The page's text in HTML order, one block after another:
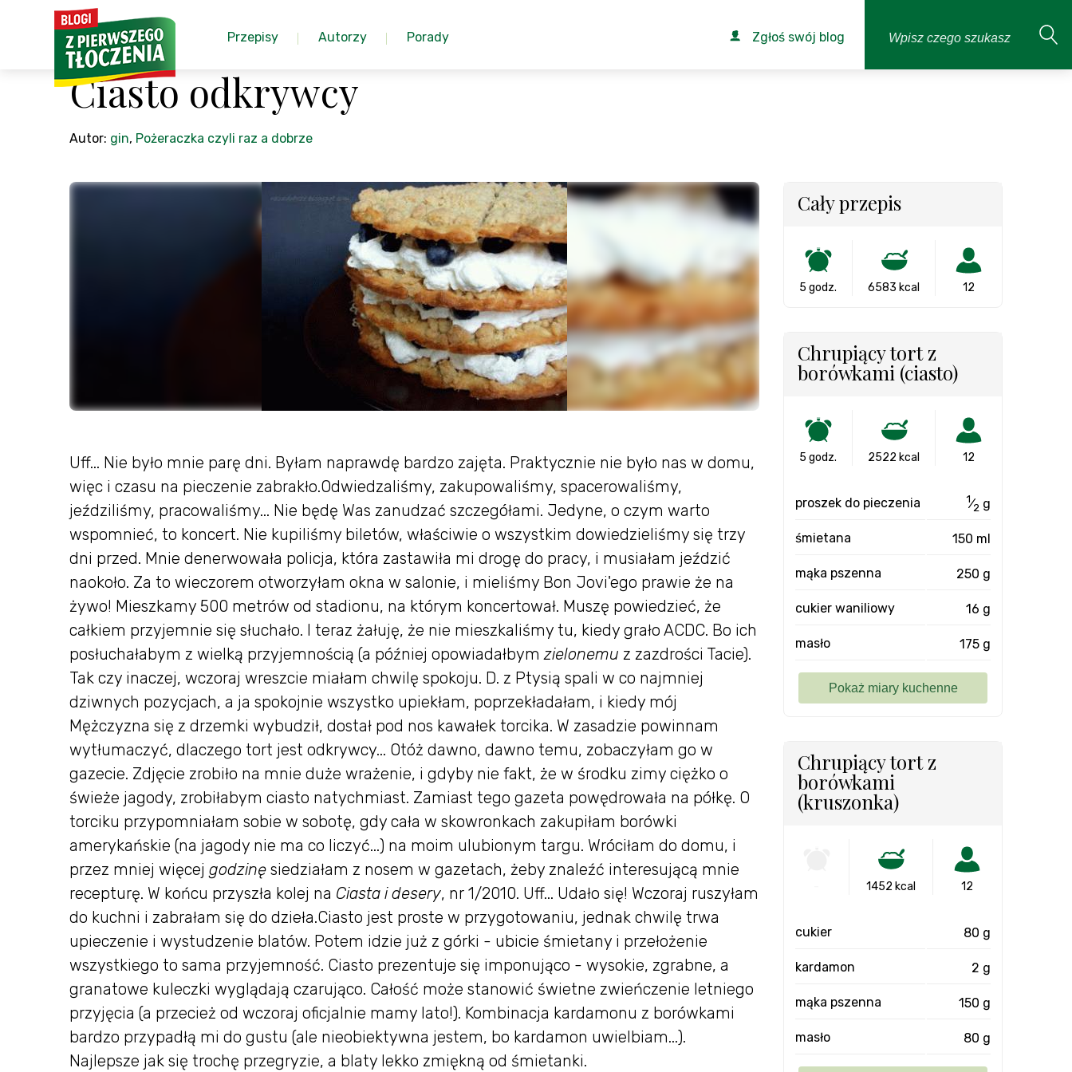
Przepisy Autorzy Porady Zgłoś swój blog
Ciasto odkrywcy
Autor: gin, Pożeraczka czyli raz a dobrze
Uff... Nie było mnie parę dni. Byłam naprawdę bardzo zajęta. Praktycznie nie było nas w domu,
więc i czasu na pieczenie zabrakło.Odwiedzaliśmy, zakupowaliśmy, spacerowaliśmy,
jeździliśmy, pracowaliśmy... Nie będę Was zanudzać szczegółami. Jedyne, o czym warto
wspomnieć, to koncert. Nie kupiliśmy biletów, właściwie o wszystkim dowiedzieliśmy się trzy
dni przed. Mnie denerwowała policja, która zastawiła mi drogę do pracy, i musiałam jeździć
naokoło. Za to wieczorem otworzyłam okna w salonie, i mieliśmy Bon Jovi'ego prawie że na
żywo! Mieszkamy 500 metrów od stadionu, na którym koncertował. Muszę powiedzieć, że
całkiem przyjemnie się słuchało. I teraz żałuję, że nie mieszkaliśmy tu, kiedy grało ACDC. Bo ich
posłuchałabym z wielką przyjemnością (a później opowiadałbymzielonemu z zazdrości Tacie).
Tak czy inaczej, wczoraj wreszcie miałam chwilę spokoju. D. z Ptysią spali w co najmniej
dziwnych pozycjach, a ja spokojnie wszystko upiekłam, poprzekładałam, i kiedy mój
Mężczyzna się z drzemki wybudził, dostał pod nos kawałek torcika. W zasadzie powinnam
wytłumaczyć, dlaczego tort jest odkrywcy... Otóż dawno, dawno temu, zobaczyłam go w
gazecie. Zdjęcie zrobiło na mnie duże wrażenie, i gdyby nie fakt, że w środku zimy ciężko o
świeże jagody, zrobiłabym ciasto natychmiast. Zamiast tego gazeta powędrowała na półkę. O
torciku przypomniałam sobie w sobotę, gdy cała w skowronkach zakupiłam borówki
amerykańskie (na jagody nie ma co liczyć...) na moim ulubionym targu. Wróciłam do domu, i
przez mniej więcej godzinę siedziałam z nosem w gazetach, żeby znaleźć interesującą mnie
recepturę. W końcu przyszła kolej na Ciasta i desery, nr 1/2010. Uff... Udało się! Wczoraj ruszyłam
do kuchni i zabrałam się do dzieła.Ciasto jest proste w przygotowaniu, jednak chwilę trwa
upieczenie i wystudzenie blatów. Potem idzie już z górki - ubicie śmietany i przełożenie
wszystkiego to sama przyjemność. Ciasto prezentuje się imponująco - wysokie, zgrabne, a
granatowe kuleczki wyglądają czarująco. Całość może stanowić świetne zwieńczenie letniego
przyjęcia (a przecież od wczoraj oficjalnie mamy lato!). Kombinacja kardamonu z borówkami
bardzo przypadłą mi do gustu (ale nieobiektywna jestem, bo kardamon uwielbiam...).
Najlepsze jak się trochę przegryzie, a blaty lekko zmiękną od śmietanki.
Cały przepis
5 godz. 6583 kcal 12
Chrupiący tort z
borówkami (ciasto)
5 godz. 2522 kcal 12
proszek do pieczenia 1⁄2 g
śmietana 150 ml
mąka pszenna 250 g
cukier waniliowy 16 g
masło 175 g
Chrupiący tort z
borówkami
(kruszonka)
1452 kcal 12
cukier 80 g
kardamon 2 g
mąka pszenna 150 g
masło 80 g